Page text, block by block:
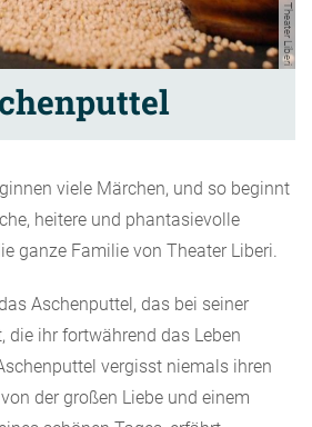
Theater Liberi
viele Märchen, und so beginnt
heitere und phantasievolle
ganze Familie von Theater Liberi.
Aschenputtel, das bei seiner
die ihr fortwährend das Leben
vergisst niemals ihren
der großen Liebe und einem